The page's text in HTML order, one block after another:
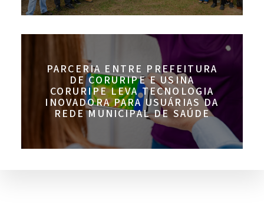
PARCERIA ENTRE PREFEITURA
DE CORURIPE E USINA
CORURIPE LEVA TECNOLOGIA
INOVADORA PARA USUÁRIAS DA
REDE MUNICIPAL DE SAÚDE